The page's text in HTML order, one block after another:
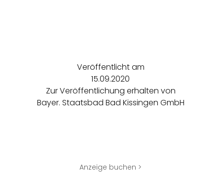
Veröffentlicht am
15.09.2020
Zur Veröffentlichung erhalten von
Bayer. Staatsbad Bad Kissingen GmbH
Anzeige buchen >